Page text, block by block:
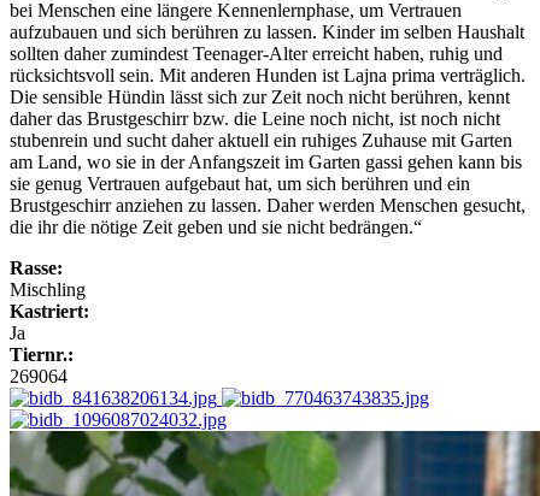
bei Menschen eine längere Kennenlernphase, um Vertrauen
aufzubauen und sich berühren zu lassen. Kinder im selben Haushalt
sollten daher zumindest Teenager-Alter erreicht haben, ruhig und
rücksichtsvoll sein. Mit anderen Hunden ist Lajna prima verträglich.
Die sensible Hündin lässt sich zur Zeit noch nicht berühren, kennt
daher das Brustgeschirr bzw. die Leine noch nicht, ist noch nicht
stubenrein und sucht daher aktuell ein ruhiges Zuhause mit Garten
am Land, wo sie in der Anfangszeit im Garten gassi gehen kann bis
sie genug Vertrauen aufgebaut hat, um sich berühren und ein
Brustgeschirr anziehen zu lassen. Daher werden Menschen gesucht,
die ihr die nötige Zeit geben und sie nicht bedrängen.“
Rasse:
Mischling
Kastriert:
Ja
Tiernr.:
269064